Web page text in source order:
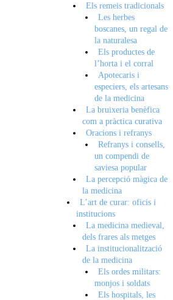
Els remeis tradicionals
Les herbes
boscanes, un regal de
la naturalesa
Els productes de
l’horta i el corral
Apotecaris i
especiers, els artesans
de la medicina
La bruixeria benèfica
com a pràctica curativa
Oracions i refranys
Refranys i consells,
un compendi de
saviesa popular
La percepció màgica de
la medicina
L’art de curar: oficis i
institucions
La medicina medieval,
dels frares als metges
La institucionalització
de la medicina
Els ordes militars:
monjos i soldats
Els hospitals, les